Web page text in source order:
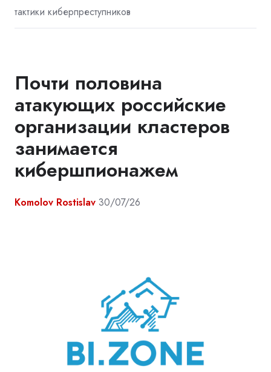
тактики киберпреступников
Почти половина
атакующих российские
организации кластеров
занимается
кибершпионажем
Komolov Rostislav 30/07/26